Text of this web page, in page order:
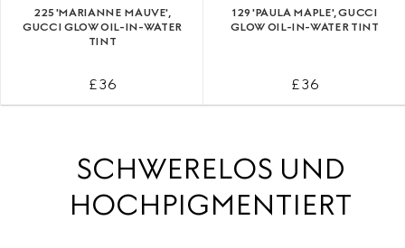
225 'MARIANNE MAUVE',
GUCCI GLOW OIL-IN-WATER
TINT
£ 36
129 'PAULA MAPLE', GUCCI
GLOW OIL-IN-WATER TINT
£ 36
SCHWERELOS UND
HOCHPIGMENTIERT